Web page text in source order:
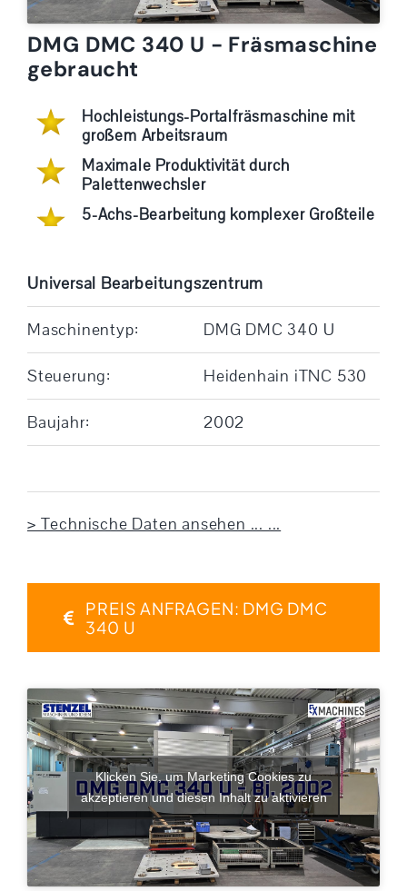
DMG DMC 340 U - Fräsmaschine
gebraucht
Hochleistungs-Portalfräsmaschine mit
großem Arbeitsraum
Maximale Produktivität durch
Palettenwechsler
5-Achs-Bearbeitung komplexer Großteile
Universal Bearbeitungszentrum
Maschinentyp: DMG DMC 340 U
Steuerung: Heidenhain iTNC 530
Baujahr: 2002
> Technische Daten ansehen ... ...
PREIS ANFRAGEN: DMG DMC
340 U
Klicken Sie, um Marketing Cookies zu
akzeptieren und diesen Inhalt zu aktivieren